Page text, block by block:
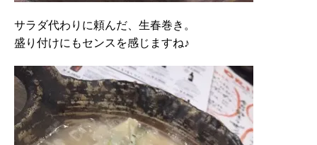
サラダ代わりに頼んだ、生春巻き。
盛り付けにもセンスを感じますね♪